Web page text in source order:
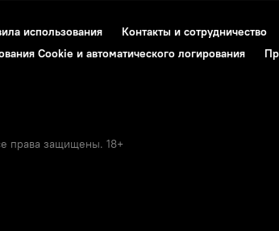
использования Контакты и сотрудничество
Cookie и автоматического логирования
права защищены. 18+